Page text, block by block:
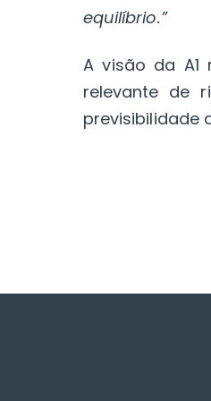
equilíbrio.”
A visão da
relevante de
previsibilidade